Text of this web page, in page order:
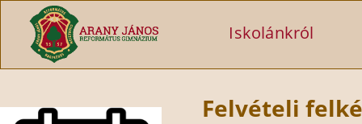
Ugrás a tartalomra
Iskolánkról
Felvételi